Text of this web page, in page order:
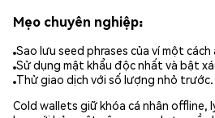
Mẹo chuyên nghiệp:
Sao lưu seed phrases của ví một
Sử dụng mật khẩu độc nhất và bật
Thử giao dịch với số lượng nhỏ trước.
Cold wallets giữ khóa cá nhân offline,